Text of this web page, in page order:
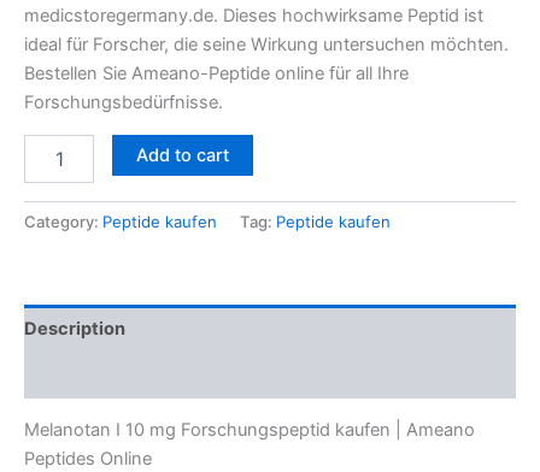
medicstoregermany.de. Dieses hochwirksame Peptid ist
ideal für Forscher, die seine Wirkung untersuchen möchten.
Bestellen Sie Ameano-Peptide online für all Ihre
Forschungsbedürfnisse.
Add to cart
Category: Peptide kaufen Tag: Peptide kaufen
Description
Melanotan I 10 mg Forschungspeptid kaufen | Ameano
Peptides Online